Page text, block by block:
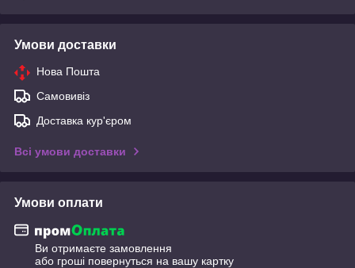
Умови доставки
Нова Пошта
Самовивіз
Доставка кур'єром
Всі умови доставки
Умови оплати
Ви отримаєте замовлення
або гроші повернуться на вашу картку